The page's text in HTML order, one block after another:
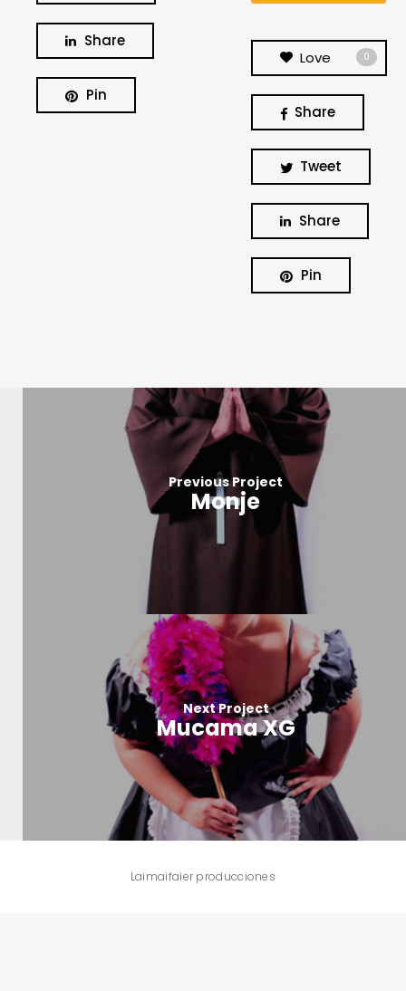
Share
Pin
Love 0
Share
Tweet
Share
Pin
Previous Project
Monje
Next Project
Mucama XG
Laimaifaier producciones